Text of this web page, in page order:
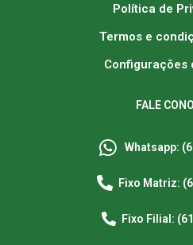
Política de
Termos e
Configurações
FALE
Whatsapp:
Fixo Matriz:
Fixo Filial: